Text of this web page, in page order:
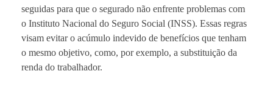
seguidas para que o segurado não enfrente problemas com
o Instituto Nacional do Seguro Social (INSS). Essas regras
visam evitar o acúmulo indevido de benefícios que tenham
o mesmo objetivo, como, por exemplo, a substituição da
renda do trabalhador.